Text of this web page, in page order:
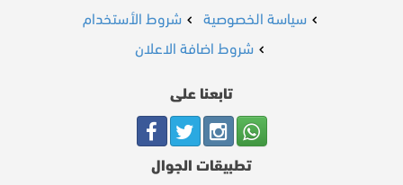
سياسة الخصوصية
شروط الأستخدام
شروط اضافة الاعلان
تابعنا على
تطبيقات الجوال